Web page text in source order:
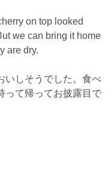
on top looked
we can bring it home
are dry.
いしそうでした。食べ
って帰ってお披露目で